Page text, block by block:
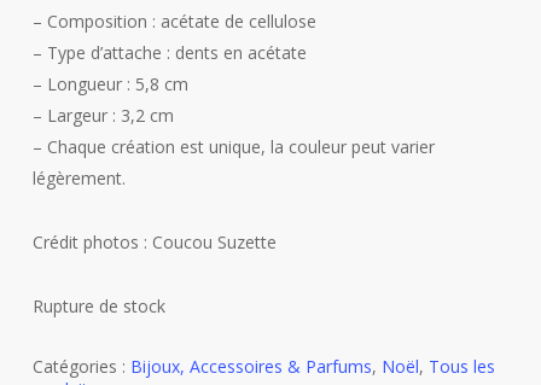
– Composition : acétate de cellulose
– Type d’attache : dents en acétate
– Longueur : 5,8 cm
– Largeur : 3,2 cm
– Chaque création est unique, la couleur peut varier
légèrement.
Crédit photos : Coucou Suzette
Rupture de stock
Catégories : Bijoux, Accessoires & Parfums, Noël, Tous les